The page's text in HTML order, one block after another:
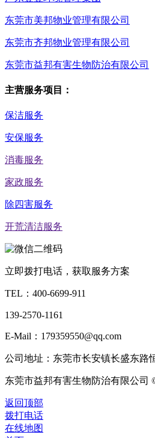
东莞市美邦物业管理有限公司
东莞市齐邦物业管理有限公司
东莞市益邦有害生物防治有限公司
主营服务项目：
保洁服务
安保服务
消毒服务
家政服务
除四害服务
开荒清洁服务
立即拨打电话，获取服务方案
TEL： 400-6699-911
139-2570-1161
E-Mail：179359550@qq.com
公司地址：东莞市长安镇长盛东路
东莞市益邦有害生物防治有限公
返回顶部
拨打电话
在线地图